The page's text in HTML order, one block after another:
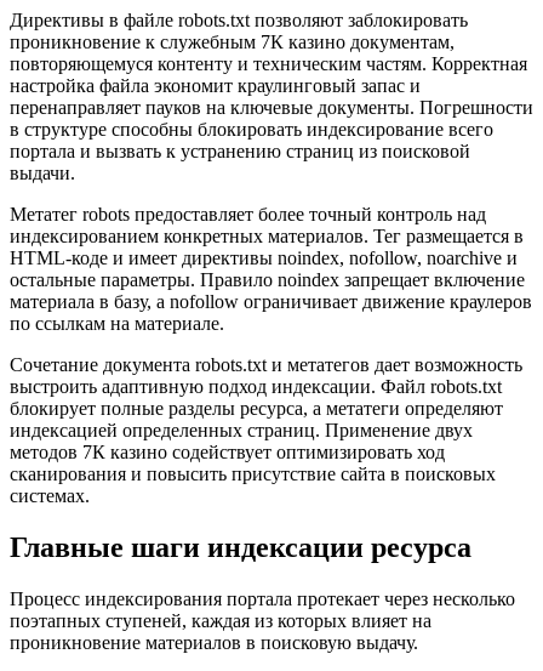
Директивы в файле robots.txt позволяют заблокировать
проникновение к служебным 7К казино документам,
повторяющемуся контенту и техническим частям. Корректная
настройка файла экономит краулинговый запас и
перенаправляет пауков на ключевые документы. Погрешности
в структуре способны блокировать индексирование всего
портала и вызвать к устранению страниц из поисковой
выдачи.
Метатег robots предоставляет более точный контроль над
индексированием конкретных материалов. Тег размещается в
HTML-коде и имеет директивы noindex, nofollow, noarchive и
остальные параметры. Правило noindex запрещает включение
материала в базу, а nofollow ограничивает движение краулеров
по ссылкам на материале.
Сочетание документа robots.txt и метатегов дает возможность
выстроить адаптивную подход индексации. Файл robots.txt
блокирует полные разделы ресурса, а метатеги определяют
индексацией определенных страниц. Применение двух
методов 7К казино содействует оптимизировать ход
сканирования и повысить присутствие сайта в поисковых
системах.
Главные шаги индексации ресурса
Процесс индексирования портала протекает через несколько
поэтапных ступеней, каждая из которых влияет на
проникновение материалов в поисковую выдачу.